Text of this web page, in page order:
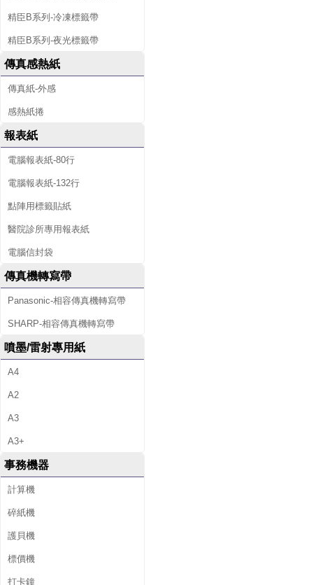
精臣B系列-冷凍標籤帶
精臣B系列-夜光標籤帶
傳真感熱紙
傳真紙-外感
感熱紙捲
報表紙
電腦報表紙-80行
電腦報表紙-132行
點陣用標籤貼紙
醫院診所專用報表紙
電腦信封袋
傳真機轉寫帶
Panasonic-相容傳真機轉寫帶
SHARP-相容傳真機轉寫帶
噴墨/雷射專用紙
A4
A2
A3
A3+
事務機器
計算機
碎紙機
護貝機
標價機
打卡鐘